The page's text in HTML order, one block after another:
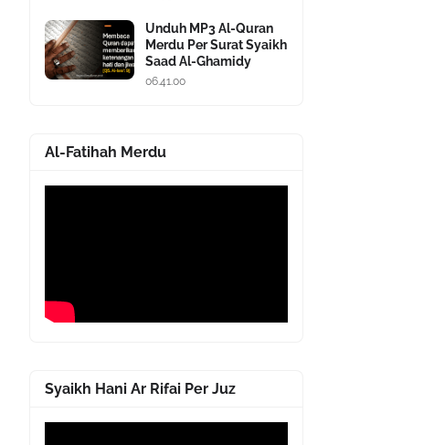
Unduh MP3 Al-Quran
Merdu Per Surat Syaikh
Saad Al-Ghamidy
06.41.00
Al-Fatihah Merdu
Syaikh Hani Ar Rifai Per Juz